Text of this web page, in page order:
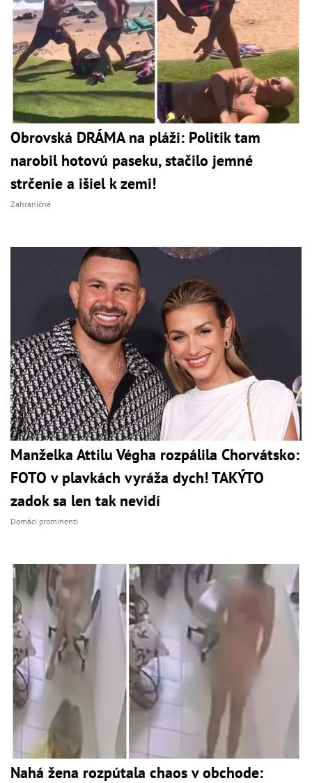
Obrovská DRÁMA na pláži: Politik tam
narobil hotovú paseku, stačilo jemné
strčenie a išiel k zemi!
Zahraničné
Manželka Attilu Végha rozpálila Chorvátsko:
FOTO v plavkách vyráža dych! TAKÝTO
zadok sa len tak nevidí
Domáci prominenti
Nahá žena rozpútala chaos v obchode: